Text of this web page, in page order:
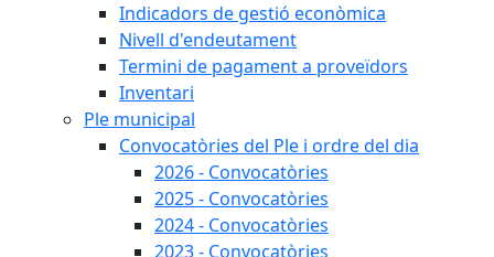
Indicadors de gestió econòmica
Nivell d'endeutament
Termini de pagament a proveïdors
Inventari
Ple municipal
Convocatòries del Ple i ordre del dia
2026 - Convocatòries
2025 - Convocatòries
2024 - Convocatòries
2023 - Convocatòries